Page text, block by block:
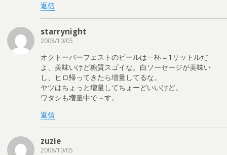
返信
starrynight
2008/10/05
オクトーバーフェストのビールは一杯＝1リットルだ
よ、美味いけど糖質スゴイな。白ソーセージが美味い
し、ヒロ帰ってきたら増量してるな。
ヤツはちょっと増量してちょーどいいけど。
ワタシも増量中で～す。
返信
zuzie
2008/10/05